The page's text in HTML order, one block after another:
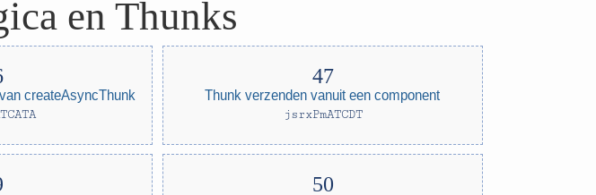
en Thunks
createAsyncThunk Thunk verzenden vanuit een component
jsrxPmATCDT